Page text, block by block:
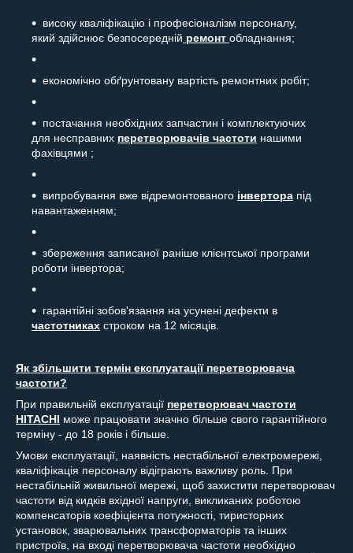
високу кваліфікацію і професіоналізм персоналу,
який здійснює безпосередній ремонт обладнання;
економічно обґрунтовану вартість ремонтних робіт;
постачання необхідних запчастин і комплектуючих
для несправних перетворювачів частоти нашими
фахівцями ;
випробування вже відремонтованого інвертора під
навантаженням;
збереження записаної раніше клієнтської програми
роботи інвертора;
гарантійні зобов'язання на усунені дефекти в
частотниках строком на 12 місяців.
Як збільшити термін експлуатації перетворювача
частоти?
При правильній експлуатації перетворювач частоти
HITACHI може працювати значно більше свого гарантійного
терміну - до 18 років і більше.
Умови експлуатації, наявність нестабільної електромережі,
кваліфікація персоналу відіграють важливу роль. При
нестабільній живильної мережі, щоб захистити перетворювач
частоти від кидків вхідної напруги, викликаних роботою
компенсаторів коефіцієнта потужності, тиристорних
установок, зварювальних трансформаторів та інших
пристроїв, на вході перетворювача частоти необхідно